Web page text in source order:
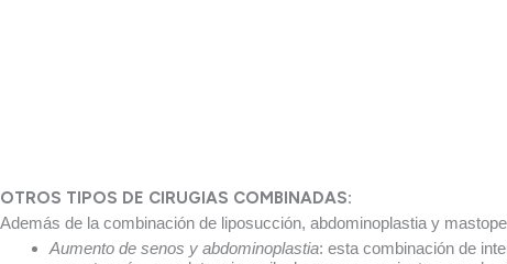
OTROS TIPOS DE CIRUGIAS COMBINADAS:
Además de la combinación de liposucción, abdominoplastia y
Aumento de senos y abdominoplastia: esta combinación de